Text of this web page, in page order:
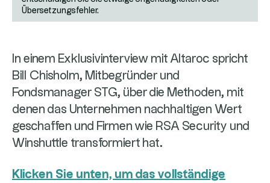
Übersetzungsfehler.
In einem Exklusivinterview mit Altaroc spricht
Bill Chisholm, Mitbegründer und
Fondsmanager STG, über die Methoden, mit
denen das Unternehmen nachhaltigen Wert
geschaffen und Firmen wie RSA Security und
Winshuttle transformiert hat.
Klicken Sie unten, um das vollständige